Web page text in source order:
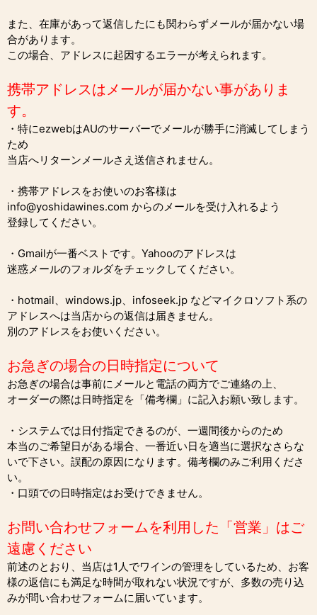
また、在庫があって返信したにも関わらずメールが届かない場
合があります。
この場合、アドレスに起因するエラーが考えられます。
携帯アドレスはメールが届かない事がありま
す。
・特にezwebはAUのサーバーでメールが勝手に消滅してしまう
ため
当店へリターンメールさえ送信されません。
・携帯アドレスをお使いのお客様は
info@yoshidawines.com からのメールを受け入れるよう
登録してください。
・Gmailが一番ベストです。Yahooのアドレスは
迷惑メールのフォルダをチェックしてください。
・hotmail、windows.jp、infoseek.jp などマイクロソフト系の
アドレスへは当店からの返信は届きません。
別のアドレスをお使いください。
お急ぎの場合の日時指定について
お急ぎの場合は事前にメールと電話の両方でご連絡の上、
オーダーの際は日時指定を「備考欄」に記入お願い致します。
・システムでは日付指定できるのが、一週間後からのため
本当のご希望日がある場合、一番近い日を適当に選択なさらな
いで下さい。誤配の原因になります。備考欄のみご利用くださ
い。
・口頭での日時指定はお受けできません。
お問い合わせフォームを利用した「営業」はご
遠慮ください
前述のとおり、当店は1人でワインの管理をしているため、お客
様の返信にも満足な時間が取れない状況ですが、多数の売り込
みが問い合わせフォームに届いています。